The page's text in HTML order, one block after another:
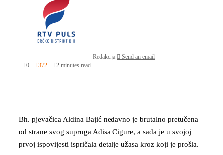
Redakcija Send an email
0 372 2 minutes read
Bh. pjevačica Aldina Bajić nedavno je brutalno pretučena
od strane svog supruga Adisa Cigure, a sada je u svojoj
prvoj ispovijesti ispričala detalje užasa kroz koji je prošla.